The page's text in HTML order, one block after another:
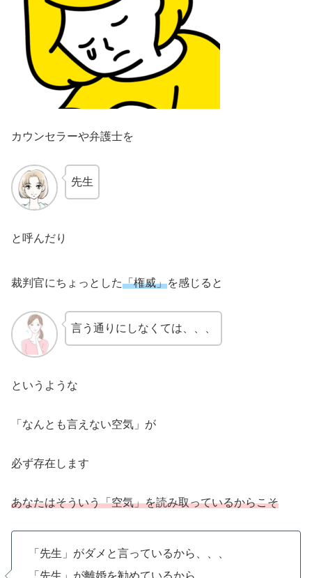
カウンセラーや弁護士を
先生
と呼んだり
裁判官にちょっとした「権威」を感じると
言う通りにしなくては、、、
というような
「なんとも言えない空気」が
必ず存在します
あなたはそういう「空気」を読み取っているからこそ
「先生」がダメと言っているから、、、
「先生」が離婚を勧めているから、、、